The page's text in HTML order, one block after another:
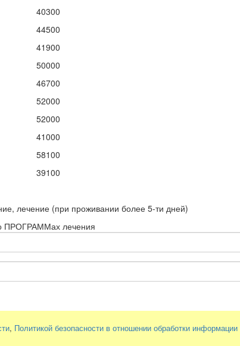
40300
44500
41900
50000
46700
52000
52000
41000
58100
39100
лечение (при проживании более 5-ти дней)
ПРОГРАММах лечения
, Политикой безопасности в отношении обработки информации